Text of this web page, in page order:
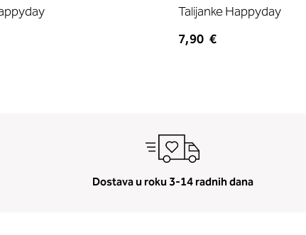
Talijanke Happyday
7,90 €
Dostava u roku 3-14 radnih dana